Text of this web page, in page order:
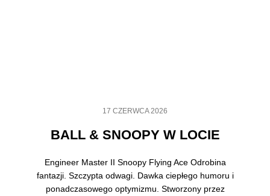
17 CZERWCA 2026
BALL & SNOOPY W LOCIE
Engineer Master II Snoopy Flying Ace Odrobina
fantazji. Szczypta odwagi. Dawka ciepłego humoru i
ponadczasowego optymizmu. Stworzony przez